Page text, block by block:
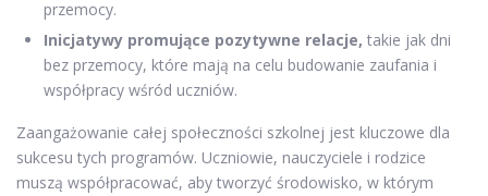
przemocy.
Inicjatywy promujące pozytywne relacje, takie jak dni
bez przemocy, które mają na celu budowanie zaufania i
współpracy wśród uczniów.
Zaangażowanie całej społeczności szkolnej jest kluczowe dla
sukcesu tych programów. Uczniowie, nauczyciele i rodzice
muszą współpracować, aby tworzyć środowisko, w którym